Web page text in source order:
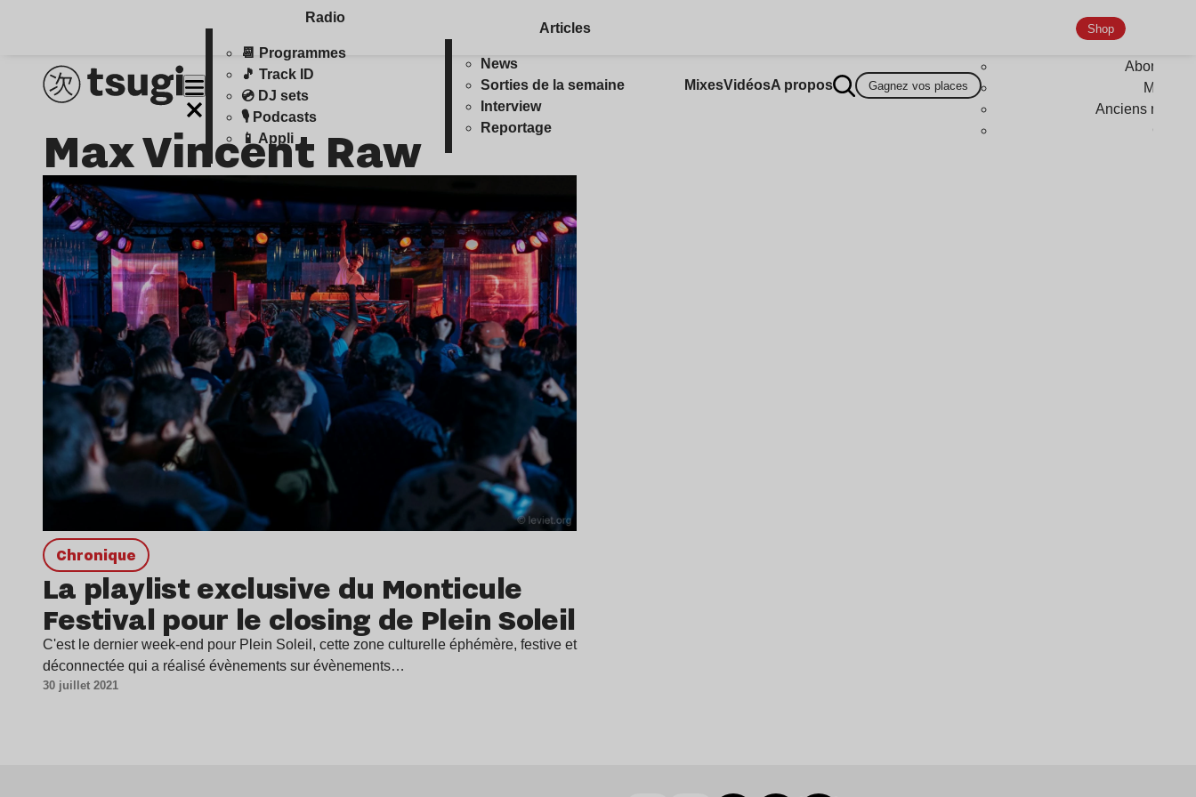
Radio
📆 Programmes
🎵 Track ID
💿 DJ sets
🎙️ Podcasts
📱 Appli
Articles
News
Sorties de la semaine
Interview
Reportage
MixesVidéosA propos Gagnez vos places
Shop
Anciens
Max Vincent Raw
chronique
La playlist exclusive du Monticule
Festival pour le closing de Plein Soleil
C'est le dernier week-end pour Plein Soleil, cette zone culturelle éphémère, festive et
déconnectée qui a réalisé évènements sur évènements…
30 juillet 2021